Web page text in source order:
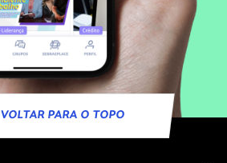
VOLTAR PARA O TOPO